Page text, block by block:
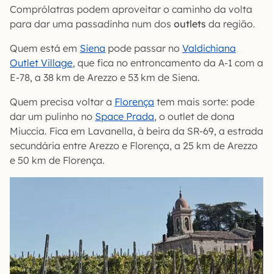
Comprólatras podem aproveitar o caminho da volta
para dar uma passadinha num dos outlets da região.
Quem está em Siena pode passar no Valdichiana
Outlet Village, que fica no entroncamento da A-1 com a
E-78, a 38 km de Arezzo e 53 km de Siena.
Quem precisa voltar a Florença tem mais sorte: pode
dar um pulinho no Space Prada, o outlet de dona
Miuccia. Fica em Lavanella, à beira da SR-69, a estrada
secundária entre Arezzo e Florença, a 25 km de Arezzo
e 50 km de Florença.